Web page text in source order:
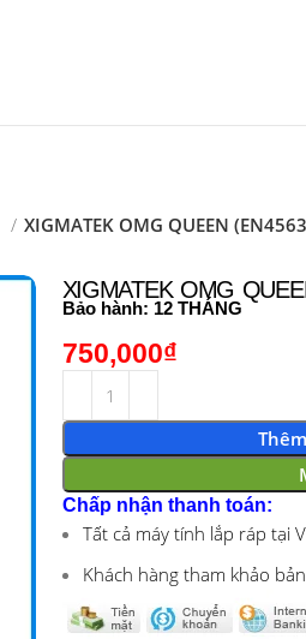
XIGMATEK OMG QUEEN
XIGMATEK OMG
Bảo hành: 12 THÁNG
750,000₫
Chấp nhận thanh toán:
Tất cả máy tính lắp ráp tại
Khách hàng tham khảo